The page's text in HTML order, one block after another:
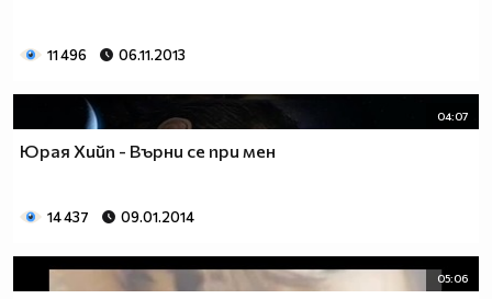
11 496 06.11.2013
04:07
Юрая Хийп - Върни се при мен
14 437 09.01.2014
05:06